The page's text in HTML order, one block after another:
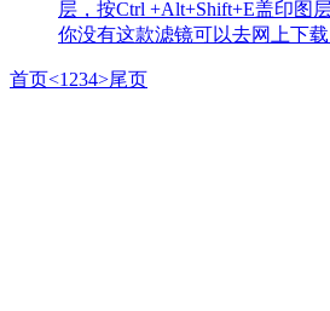
层，按Ctrl +Alt+Shift+E盖印图
你没有这款滤镜可以去网上下
首页<1 234>尾页